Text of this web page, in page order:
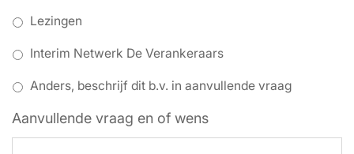
Lezingen
Interim Netwerk De Verankeraars
Anders, beschrijf dit b.v. in aanvullende vraag
Aanvullende vraag en of wens